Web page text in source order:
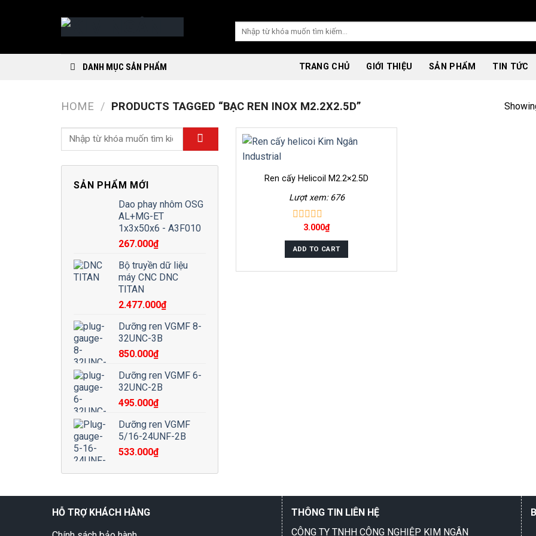
Search
DANH MỤC SẢN PHẨM TRANG CHỦ GIỚI THIỆU SẢN PHẨM TIN TỨC
HOME / PRODUCTS TAGGED “BẠC REN INOX M2.2X2.5D”
SẢN PHẨM MỚI
Dao phay nhôm OSG
AL+MG-ET
1x3x50x6 - A3F010
267.000₫
Bộ truyền dữ liệu
máy CNC DNC
TITAN
2.477.000₫
Dưỡng ren VGMF 8-
32UNC-3B
850.000₫
Dưỡng ren VGMF 6-
32UNC-2B
495.000₫
Dưỡng ren VGMF
5/16-24UNF-2B
533.000₫
Ren cấy Helicoil M2.2×2.5D
Lượt xem: 676
of
5
3.000₫
ADD TO CART
HỖ TRỢ KHÁCH HÀNG
THÔNG TIN LIÊN HỆ
CÔNG TY TNHH CÔNG NGHIỆP KIM NGÂN